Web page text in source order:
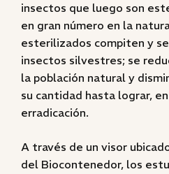
insectos que luego son
en gran número en la
esterilizados compiten y
insectos silvestres; se
la población natural y
su cantidad hasta lograr,
erradicación.
A través de un visor
del Biocontenedor, los